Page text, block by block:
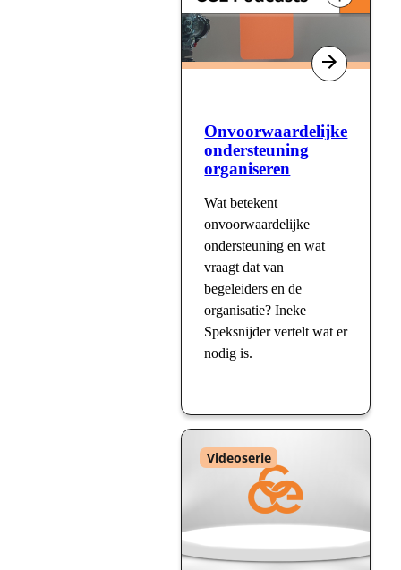
Onvoorwaardelijke
ondersteuning
organiseren
Wat betekent
onvoorwaardelijke
ondersteuning en wat
vraagt dat van
begeleiders en de
organisatie? Ineke
Speksnijder vertelt wat er
nodig is.
Type
:
Videoserie